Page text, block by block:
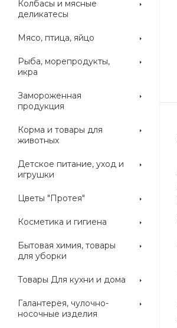
Колбасы и мясные
деликатесы
Мясо, птица, яйцо
Рыба, морепродукты,
икра
Замороженная
продукция
Корма и товары для
животных
Детское питание, уход и
игрушки
Цветы "Протея"
Косметика и гигиена
Бытовая химия, товары
для уборки
Товары Для кухни и дома
Галантерея, чулочно-
носочные изделия